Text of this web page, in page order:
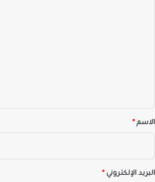
*الاسم *
البريد الإلكتروني *